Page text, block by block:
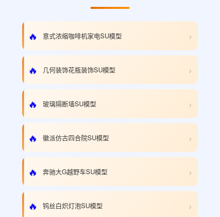
🔥 意式浓缩咖啡机家电SU模型 ›
🔥 几何装饰花瓶装饰SU模型 ›
🔥 玻璃隔断墙SU模型 ›
🔥 徽派仿古四合院SU模型 ›
🔥 奔驰大G越野车SU模型 ›
🔥 钨丝白炽灯泡SU模型 ›